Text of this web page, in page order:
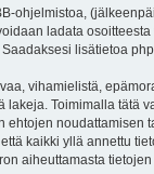
ohjelmistoa,
ladata osoitteesta
lisätietoa
vihamielistä,
Toimimalla tätä
noudattamisen
kaikki yllä annettu
aiheuttamasta